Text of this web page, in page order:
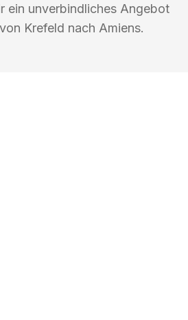
ein unverbindliches Angebot
Krefeld nach Amiens.